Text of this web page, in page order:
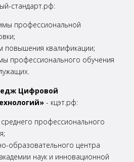
стандарт.рф:
профессиональной
повышения квалификации;
профессионального обучения
Цифровой
- кцэт.рф:
профессионального
образовательного центра
наук и инновационной